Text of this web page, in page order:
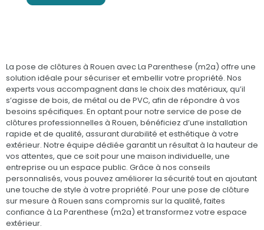
La pose de clôtures à Rouen avec La Parenthese (m2a) offre une
solution idéale pour sécuriser et embellir votre propriété. Nos
experts vous accompagnent dans le choix des matériaux, qu’il
s’agisse de bois, de métal ou de PVC, afin de répondre à vos
besoins spécifiques. En optant pour notre service de pose de
clôtures professionnelles à Rouen, bénéficiez d’une installation
rapide et de qualité, assurant durabilité et esthétique à votre
extérieur. Notre équipe dédiée garantit un résultat à la hauteur de
vos attentes, que ce soit pour une maison individuelle, une
entreprise ou un espace public. Grâce à nos conseils
personnalisés, vous pouvez améliorer la sécurité tout en ajoutant
une touche de style à votre propriété. Pour une pose de clôture
sur mesure à Rouen sans compromis sur la qualité, faites
confiance à La Parenthese (m2a) et transformez votre espace
extérieur.